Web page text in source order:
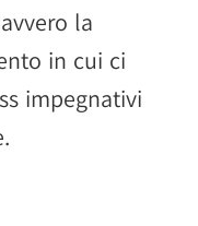
la
in cui ci
impegnativi